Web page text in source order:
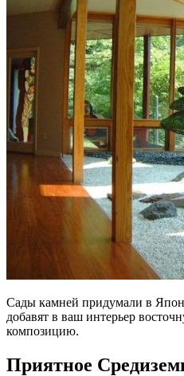
Сады камней придумали в
добавят в ваш интерьер
композицию.
Приятное